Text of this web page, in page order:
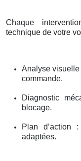
Chaque
technique de votre
Analyse visuelle
commande.
Diagnostic
blocage.
Plan d’action
adaptées.